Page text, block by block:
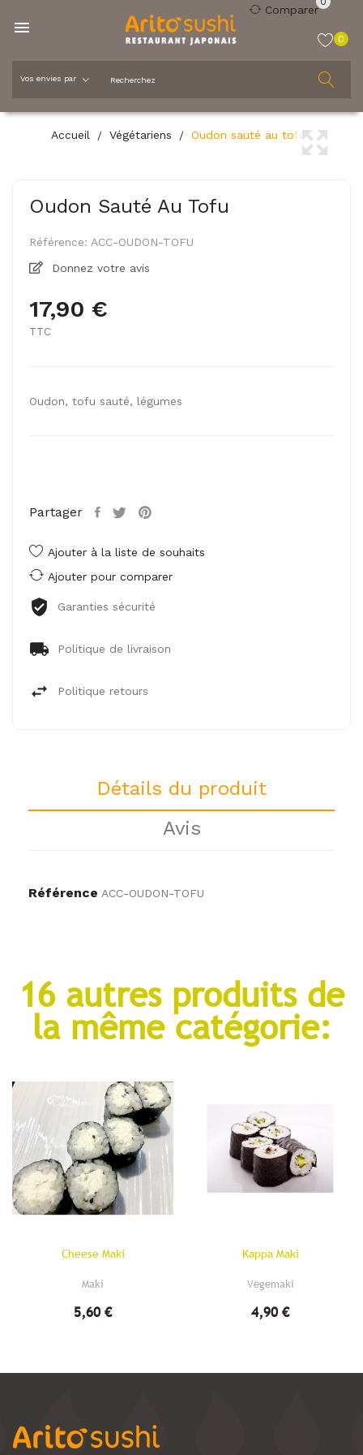

Comparer
0
Accueil Végétariens Oudon sauté au tofu
Oudon Sauté Au Tofu
Référence: ACC-OUDON-TOFU
Donnez votre avis
17,90 €
TTC
Oudon, tofu sauté, légumes
Partager
Ajouter à la liste de souhaits
Ajouter pour comparer
Garanties sécurité
Politique de livraison
Politique retours
Détails du produit
Avis
Référence ACC-OUDON-TOFU
16 autres produits de
la même catégorie:
Cheese Maki
Maki
5,60 €
Kappa Maki
Vegemaki
4,90 €